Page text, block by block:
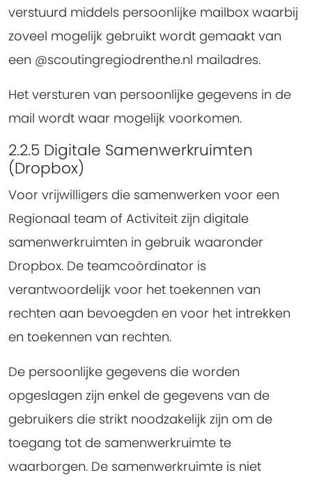
verstuurd middels persoonlijke mailbox waarbij
zoveel mogelijk gebruikt wordt gemaakt van
een @scoutingregiodrenthe.nl mailadres.
Het versturen van persoonlijke gegevens in de
mail wordt waar mogelijk voorkomen.
2.2.5 Digitale Samenwerkruimten
(Dropbox)
Voor vrijwilligers die samenwerken voor een
Regionaal team of Activiteit zijn digitale
samenwerkruimten in gebruik waaronder
Dropbox. De teamcoördinator is
verantwoordelijk voor het toekennen van
rechten aan bevoegden en voor het intrekken
en toekennen van rechten.
De persoonlijke gegevens die worden
opgeslagen zijn enkel de gegevens van de
gebruikers die strikt noodzakelijk zijn om de
toegang tot de samenwerkruimte te
waarborgen. De samenwerkruimte is niet